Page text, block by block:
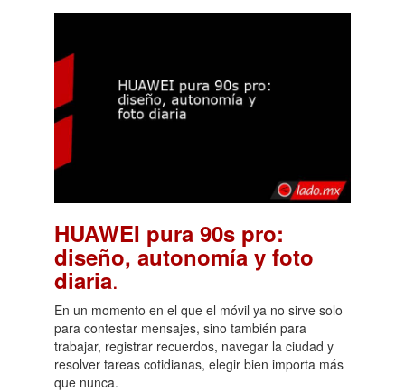
HUAWEI pura 90s pro:
diseño, autonomía y foto
diaria.
En un momento en el que el móvil ya no sirve solo
para contestar mensajes, sino también para
trabajar, registrar recuerdos, navegar la ciudad y
resolver tareas cotidianas, elegir bien importa más
que nunca.